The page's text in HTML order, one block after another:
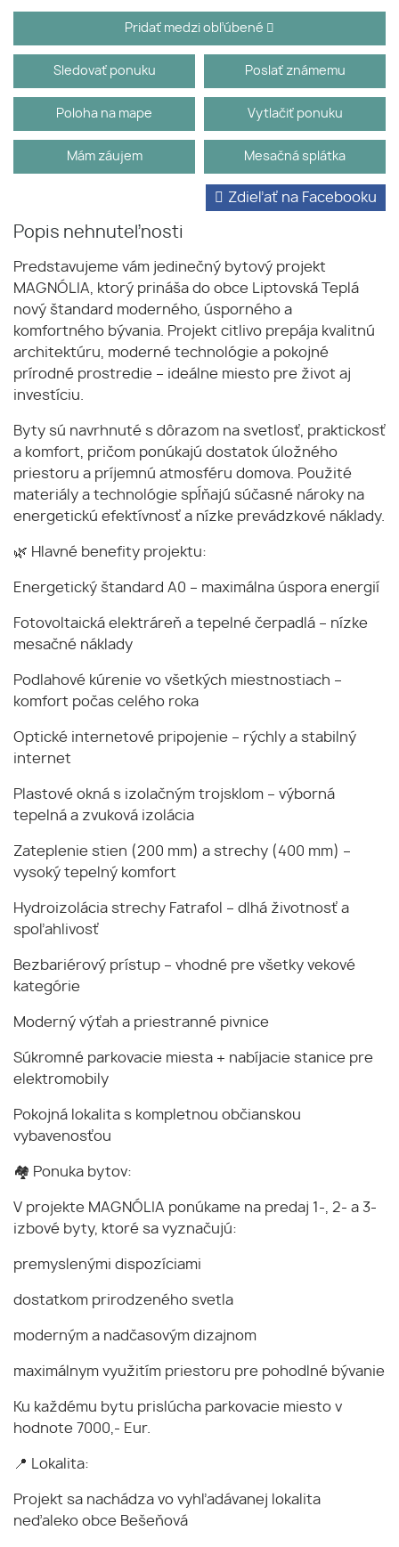
Pridať medzi obľúbené
Sledovať ponuku Poslať známemu
Poloha na mape Vytlačiť ponuku
Mám záujem Mesačná splátka
Popis nehnuteľnosti
Zdieľať na Facebooku
Predstavujeme vám jedinečný bytový projekt
MAGNÓLIA, ktorý prináša do obce Liptovská Teplá
nový štandard moderného, úsporného a
komfortného bývania. Projekt citlivo prepája kvalitnú
architektúru, moderné technológie a pokojné
prírodné prostredie – ideálne miesto pre život aj
investíciu.
Byty sú navrhnuté s dôrazom na svetlosť, praktickosť
a komfort, pričom ponúkajú dostatok úložného
priestoru a príjemnú atmosféru domova. Použité
materiály a technológie spĺňajú súčasné nároky na
energetickú efektívnosť a nízke prevádzkové náklady.
🌿 Hlavné benefity projektu:
Energetický štandard A0 – maximálna úspora energií
Fotovoltaická elektráreň a tepelné čerpadlá – nízke
mesačné náklady
Podlahové kúrenie vo všetkých miestnostiach –
komfort počas celého roka
Optické internetové pripojenie – rýchly a stabilný
internet
Plastové okná s izolačným trojsklom – výborná
tepelná a zvuková izolácia
Zateplenie stien (200 mm) a strechy (400 mm) –
vysoký tepelný komfort
Hydroizolácia strechy Fatrafol – dlhá životnosť a
spoľahlivosť
Bezbariérový prístup – vhodné pre všetky vekové
kategórie
Moderný výťah a priestranné pivnice
Súkromné parkovacie miesta + nabíjacie stanice pre
elektromobily
Pokojná lokalita s kompletnou občianskou
vybavenosťou
🏘️ Ponuka bytov:
V projekte MAGNÓLIA ponúkame na predaj 1-, 2- a 3-
izbové byty, ktoré sa vyznačujú:
premyslenými dispozíciami
dostatkom prirodzeného svetla
moderným a nadčasovým dizajnom
maximálnym využitím priestoru pre pohodlné bývanie
Ku každému bytu prislúcha parkovacie miesto v
hodnote 7000,- Eur.
📍 Lokalita:
Projekt sa nachádza vo vyhľadávanej lokalita
neďaleko obce Bešeňová